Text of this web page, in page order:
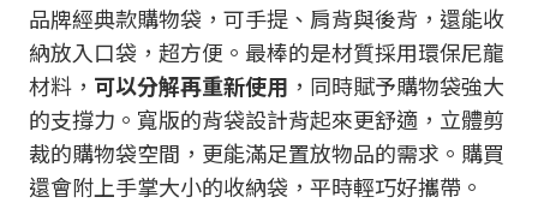
品牌經典款購物袋，可手提、肩背與後背，還能收
納放入口袋，超方便。最棒的是材質採用環保尼龍
材料， 可以分解再重新使用 ，同時賦予購物袋強大
的支撐力。寬版的背袋設計背起來更舒適，立體剪
裁的購物袋空間，更能滿足置放物品的需求。購買
還會附上手掌大小的收納袋，平時輕巧好攜帶。